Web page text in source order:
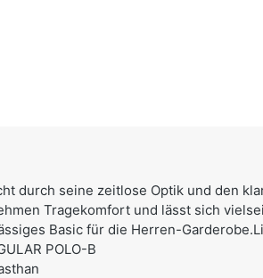
durch seine zeitlose Optik und den
Tragekomfort und lässt sich
Basic für die Herren-
POLO-B